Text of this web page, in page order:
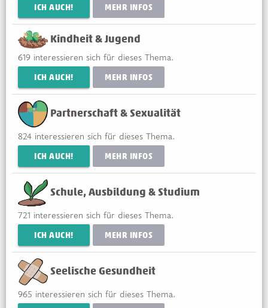
ICH AUCH! MEHR INFOS
Kindheit & Jugend
619 interessieren sich für dieses Thema.
ICH AUCH! MEHR INFOS
Partnerschaft & Sexualität
824 interessieren sich für dieses Thema.
ICH AUCH! MEHR INFOS
Schule, Ausbildung & Studium
721 interessieren sich für dieses Thema.
ICH AUCH! MEHR INFOS
Seelische Gesundheit
965 interessieren sich für dieses Thema.